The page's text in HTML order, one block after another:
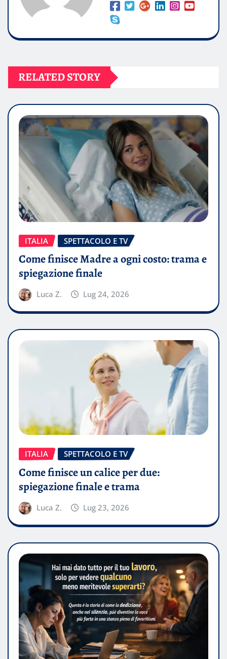
RELATED STORY
ITALIA SPETTACOLO E TV
Come finisce Madre a ogni costo: trama e
spiegazione finale
Luca Z. Lug 24, 2026
ITALIA SPETTACOLO E TV
Come finisce un calice per due:
spiegazione finale e trama
Luca Z. Lug 23, 2026